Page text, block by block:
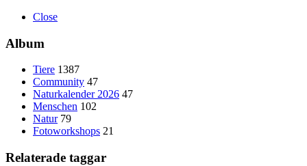
Close
Album
Tiere 1387
Community 47
Naturkalender 2026 47
Menschen 102
Natur 79
Fotoworkshops 21
Relaterade taggar